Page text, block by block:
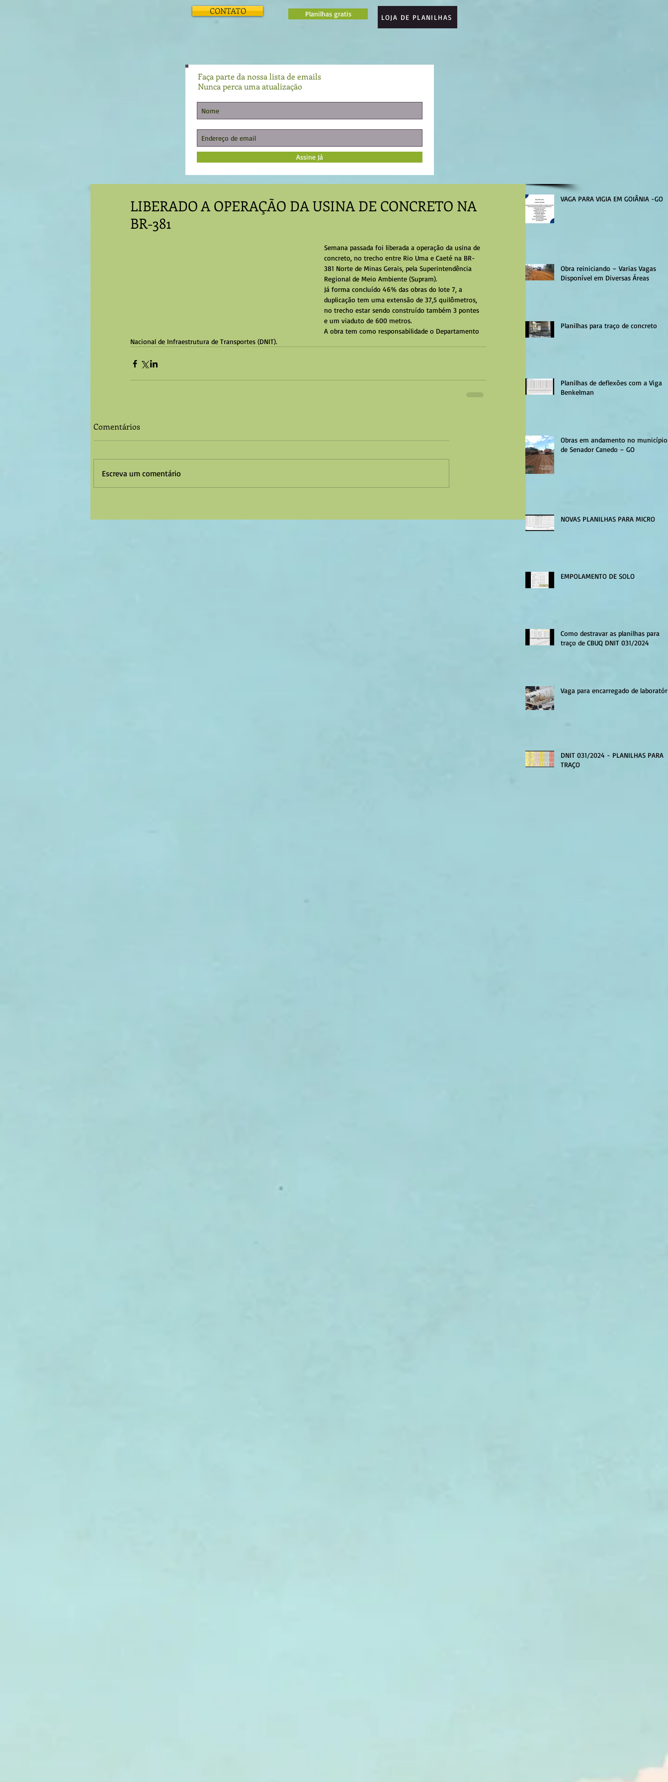
CONTATO Planilhas gratis LOJA DE PLANILHAS
Faça parte da nossa lista de emails
Nunca perca uma atualização
Assine Já
LIBERADO A OPERAÇÃO DA USINA DE CONCRETO NA
BR-381
Semana passada foi liberada a operação da usina de
concreto, no trecho entre Rio Uma e Caeté na BR-
381 Norte de Minas Gerais, pela Superintendência
Regional de Meio Ambiente (Supram).
Já forma concluído 46% das obras do lote 7, a
duplicação tem uma extensão de 37,5 quilômetros,
no trecho estar sendo construído também 3 pontes
e um viaduto de 600 metros.
A obra tem como responsabilidade o Departamento
Nacional de Infraestrutura de Transportes (DNIT).
Comentários
Escreva um comentário
VAGA PARA VIGIA EM GOIÂNIA -GO
Obra reiniciando – Varias Vagas
Disponível em Diversas Áreas
Planilhas para traço de concreto
Planilhas de deflexões com a Viga
Benkelman
Obras em andamento no município
de Senador Canedo – GO
NOVAS PLANILHAS PARA MICRO
EMPOLAMENTO DE SOLO
Como destravar as planilhas para
traço de CBUQ DNIT 031/2024
Vaga para encarregado de
DNIT 031/2024 - PLANILHAS PARA
TRAÇO